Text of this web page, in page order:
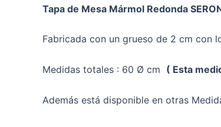
Tapa de Mesa Mármol Redonda
Fabricada con un grueso de 2 cm con
Medidas totales : 60 Ø cm ( Esta
Además está disponible en otras